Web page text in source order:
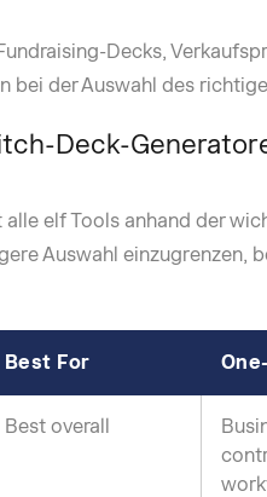
Decks,
bei der Auswahl des
Deck-
elf Tools anhand der
Auswahl einzugrenzen,
Best For
Best overall